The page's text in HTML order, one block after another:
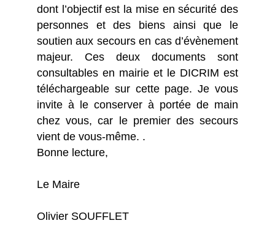
dont l’objectif est la mise en sécurité des
personnes et des biens ainsi que le
soutien aux secours en cas d’évènement
majeur. Ces deux documents sont
consultables en mairie et le DICRIM est
téléchargeable sur cette page. Je vous
invite à le conserver à portée de main
chez vous, car le premier des secours
vient de vous-même. .
Bonne lecture,
Le Maire
Olivier SOUFFLET